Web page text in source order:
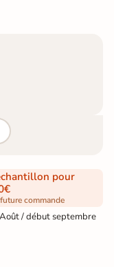
pour
commande
/ début septembre